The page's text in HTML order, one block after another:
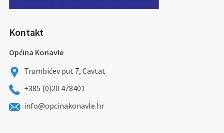
Kontakt
Općina Konavle
Trumbićev put 7, Cavtat
+385 (0)20 478401
info@opcinakonavle.hr